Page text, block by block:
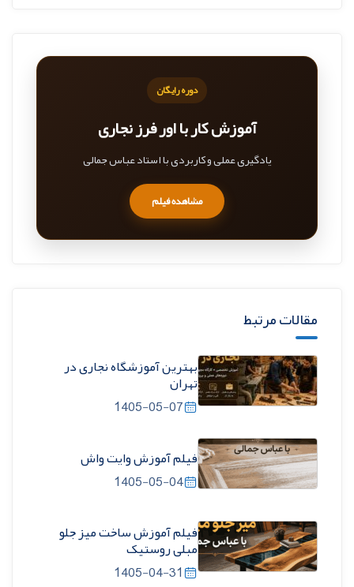
دوره رایگان
آموزش کار با اور فرز نجاری
یادگیری عملی و کاربردی با استاد عباس جمالی
مشاهده فیلم
مقالات مرتبط
بهترین آموزشگاه نجاری در
تهران
1405-05-07
فیلم آموزش وایت واش
1405-05-04
فیلم آموزش ساخت میز جلو
مبلی روستیک
1405-04-31